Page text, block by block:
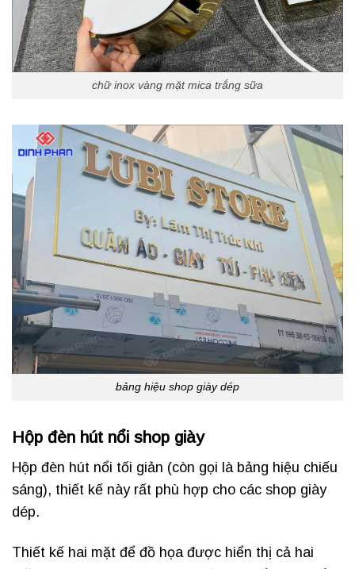
chữ inox vàng mặt mica trắng sữa
bảng hiệu shop giày dép
Hộp đèn hút nổi shop giày
Hộp đèn hút nổi tối giản (còn gọi là bảng hiệu chiếu
sáng), thiết kế này rất phù hợp cho các shop giày
dép.
Thiết kế hai mặt để đồ họa được hiển thị cả hai